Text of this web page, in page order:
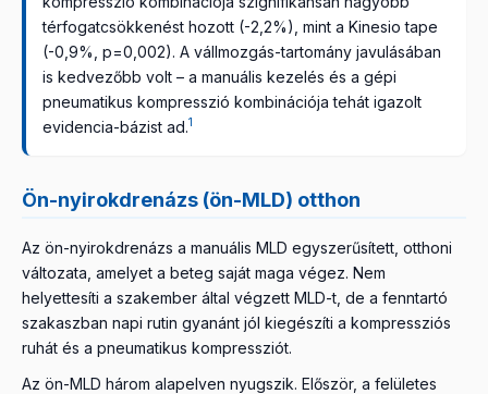
térfogatcsökkenést hozott (-2,2%), mint a Kinesio tape
(-0,9%, p=0,002). A vállmozgás-tartomány javulásában
is kedvezőbb volt – a manuális kezelés és a gépi
pneumatikus kompresszió kombinációja tehát igazolt
evidencia-bázist ad.1
Ön-nyirokdrenázs (ön-MLD) otthon
Az ön-nyirokdrenázs a manuális MLD egyszerűsített, otthoni
változata, amelyet a beteg saját maga végez. Nem
helyettesíti a szakember által végzett MLD-t, de a fenntartó
szakaszban napi rutin gyanánt jól kiegészíti a kompressziós
ruhát és a pneumatikus kompressziót.
Az ön-MLD három alapelven nyugszik. Először, a felületes